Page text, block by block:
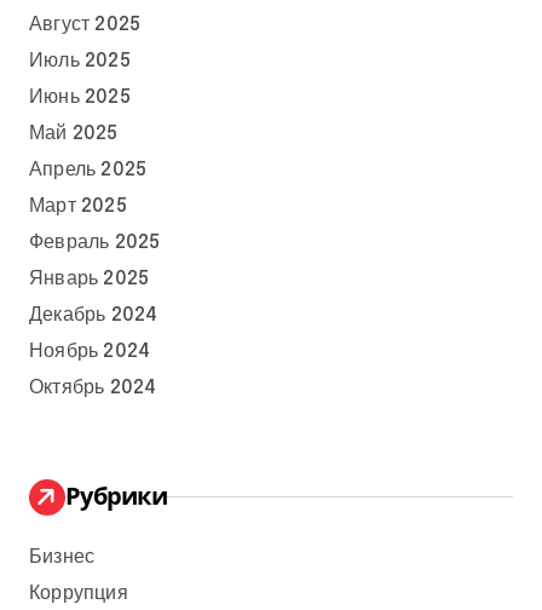
Август 2025
Июль 2025
Июнь 2025
Май 2025
Апрель 2025
Март 2025
Февраль 2025
Январь 2025
Декабрь 2024
Ноябрь 2024
Октябрь 2024
Рубрики
Бизнес
Коррупция